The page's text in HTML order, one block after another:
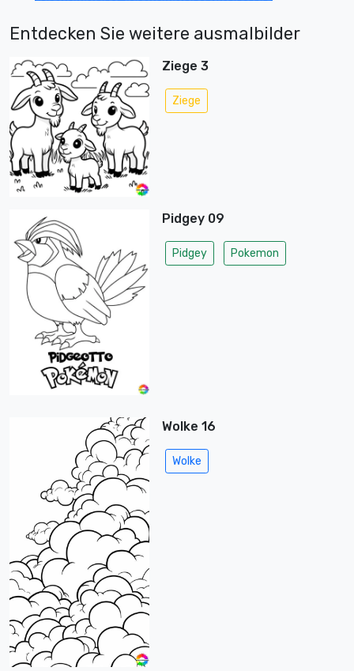
Entdecken Sie weitere ausmalbilder
Ziege 3
Ziege
Pidgey 09
Pidgey Pokemon
Wolke 16
Wolke